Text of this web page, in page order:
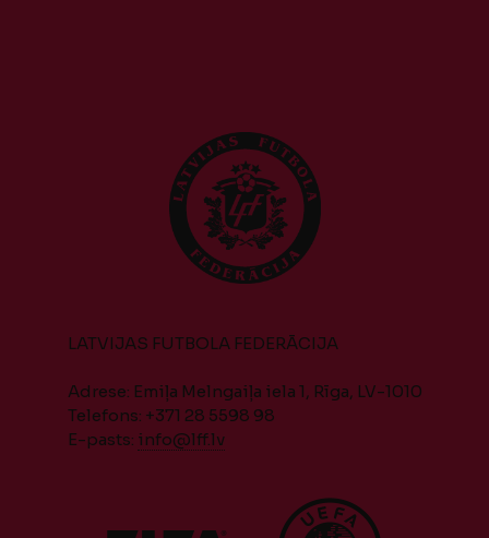
LATVIJAS FUTBOLA FEDERĀCIJA
Adrese: Emiļa Melngaiļa iela 1, Rīga, LV-1010
Telefons: +371 28 5598 98
E-pasts: info@lff.lv